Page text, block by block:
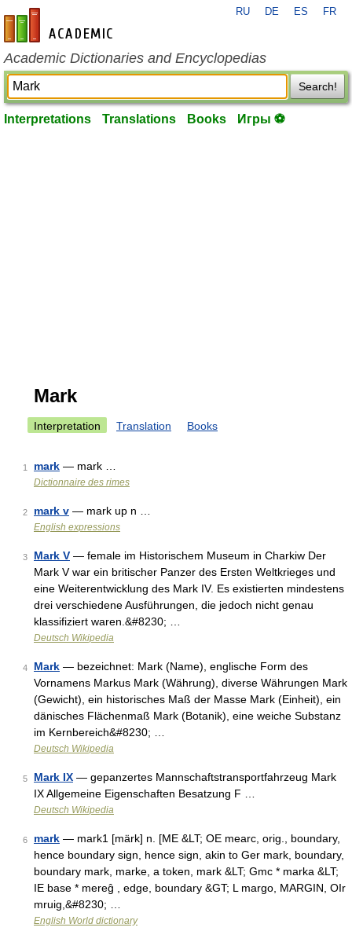
en-academic.com
RU DE ES FR
Academic Dictionaries and Encyclopedias
Search!
Interpretations Translations Books Игры ⚽
Mark
Interpretation Translation Books
1 mark — mark …
Dictionnaire des rimes
2 mark v — mark up n …
English expressions
3 Mark V — female im Historischem Museum in Charkiw Der
Mark V war ein britischer Panzer des Ersten Weltkrieges und
eine Weiterentwicklung des Mark IV. Es existierten mindestens
drei verschiedene Ausführungen, die jedoch nicht genau
klassifiziert waren.&#8230; …
Deutsch Wikipedia
4 Mark — bezeichnet: Mark (Name), englische Form des
Vornamens Markus Mark (Währung), diverse Währungen Mark
(Gewicht), ein historisches Maß der Masse Mark (Einheit), ein
dänisches Flächenmaß Mark (Botanik), eine weiche Substanz
im Kernbereich&#8230; …
Deutsch Wikipedia
5 Mark IX — gepanzertes Mannschaftstransportfahrzeug Mark
IX Allgemeine Eigenschaften Besatzung F …
Deutsch Wikipedia
6 mark — mark1 [märk] n. [ME &LT; OE mearc, orig., boundary,
hence boundary sign, hence sign, akin to Ger mark, boundary,
boundary mark, marke, a token, mark &LT; Gmc * marka &LT;
IE base * mereĝ , edge, boundary &GT; L margo, MARGIN, OIr
mruig,&#8230; …
English World dictionary